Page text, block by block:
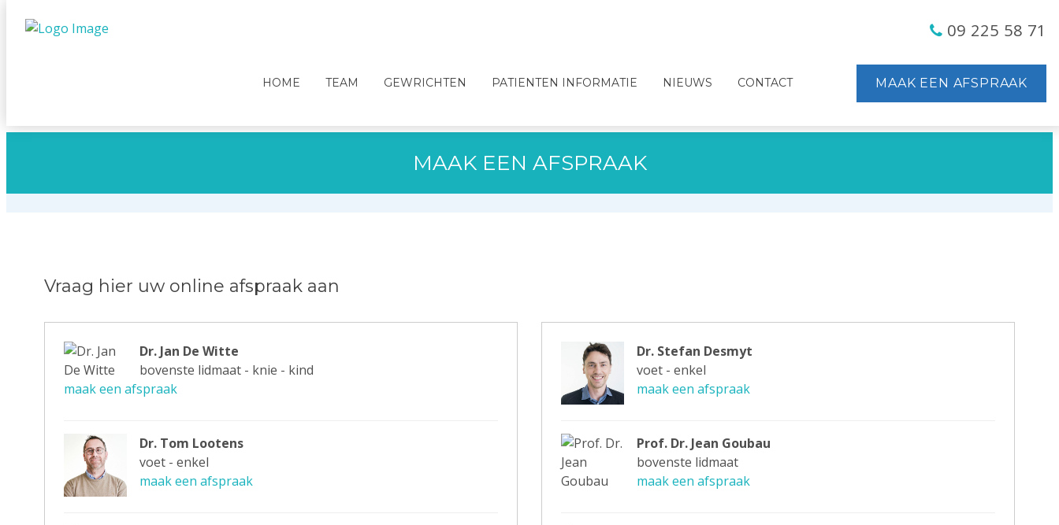
09 225 58 71
HOME TEAM GEWRICHTEN PATIENTEN INFORMATIE NIEUWS CONTACT MAAK EEN AFSPRAAK
MAAK EEN AFSPRAAK
Vraag hier uw online afspraak aan
Dr. Jan De Witte
bovenste lidmaat - knie - kind
maak een afspraak
Dr. Tom Lootens
voet - enkel
maak een afspraak
Dr. Stefan Desmyt
voet - enkel
maak een afspraak
Prof. Dr. Jean Goubau
bovenste lidmaat
maak een afspraak